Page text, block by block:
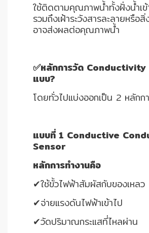
ใช้ติดตามคุณภาพน้ำทั้งฝั่งน้ำเข้
รวมถึงเฝ้าระวังสารละลายหรือ
อาจส่งผลต่อคุณภาพน้ำ
✅หลักการวัด
แบบ?
โดยทั่วไปแบ่งออกเป็น 2 หลักก
แบบที่ 1 Conductive
Sensor
หลักการทำงานคือ
✔ใช้ขั้วไฟฟ้าสัมผัสกับของเหลว
✔จ่ายแรงดันไฟฟ้าเข้าไป
✔วัดปริมาณกระแสที่ไหลผ่าน